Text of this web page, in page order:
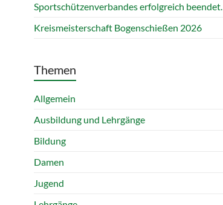
Sportschützenverbandes erfolgreich beendet.
Kreismeisterschaft Bogenschießen 2026
Themen
Allgemein
Ausbildung und Lehrgänge
Bildung
Damen
Jugend